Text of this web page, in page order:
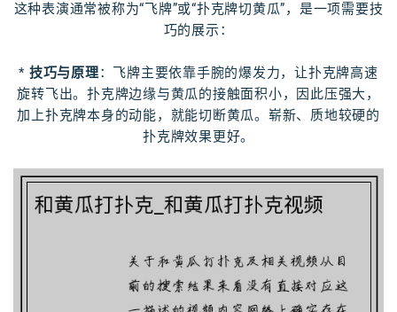
这种表演通常被称为“飞牌”或“扑克牌切黄瓜”，是一项需要技
巧的展示：
* 技巧与原理：飞牌主要依靠手腕的爆发力，让扑克牌高速
旋转飞出。扑克牌边缘与黄瓜的接触面积小，因此压强大，
加上扑克牌本身的动能，就能切断黄瓜。崭新、质地较硬的
扑克牌效果更好。